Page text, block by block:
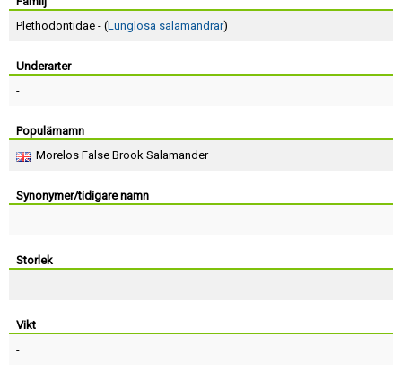
Plethodontidae - (Lunglösa salamandrar)
Underarter
-
Populärnamn
Morelos False Brook Salamander
Synonymer/tidigare namn
Storlek
Vikt
-